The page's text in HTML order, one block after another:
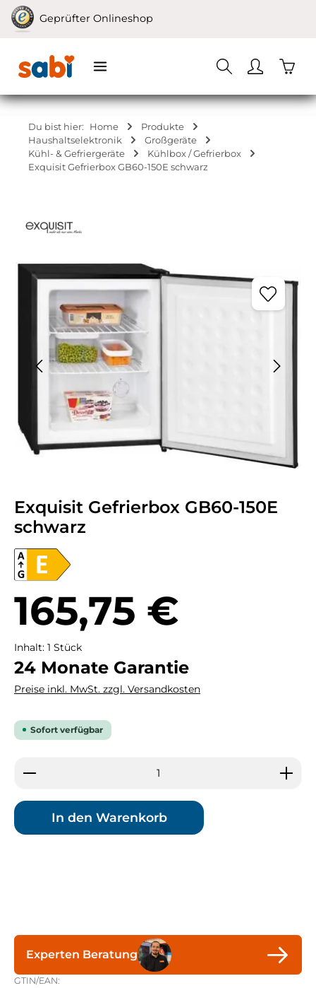
Zum Hauptinhalt springen
Geprüfter Onlineshop
Du bist hier: Home
Produkte
Haushaltselektronik
Großgeräte
Kühl- & Gefriergeräte
Kühlbox / Gefrierbox
Exquisit Gefrierbox GB60-150E schwarz
Bildergalerie überspringen
Exquisit Gefrierbox GB60-150E
schwarz
165,75 €
Inhalt: 1 Stück
24 Monate Garantie
Preise inkl. MwSt. zzgl. Versandkosten
Sofort verfügbar
Produkt Anzahl: Gib den gewünschten Wert
In den Warenkorb
Experten Beratung
GTIN/EAN: